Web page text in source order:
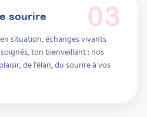
03
sourire
situation, échanges vivants
ton bienveillant : nos
de l'élan, du sourire à vos